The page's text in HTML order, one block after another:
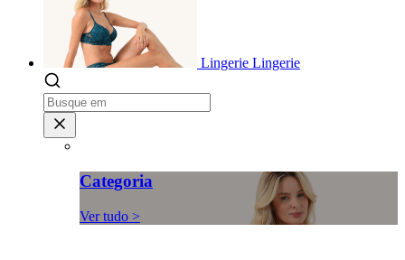
Lingerie Lingerie
Categoria
Ver tudo >